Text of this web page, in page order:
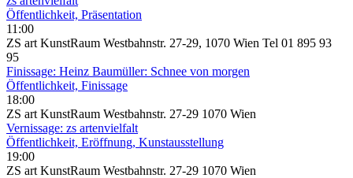
Öffentlichkeit, Präsentation
11:00
ZS art KunstRaum Westbahnstr. 27-29, 1070 Wien Tel 01 895 93
95
Finissage: Heinz Baumüller: Schnee von morgen
Öffentlichkeit, Finissage
18:00
ZS art KunstRaum Westbahnstr. 27-29 1070 Wien
Vernissage: zs artenvielfalt
Öffentlichkeit, Eröffnung, Kunstausstellung
19:00
ZS art KunstRaum Westbahnstr. 27-29 1070 Wien